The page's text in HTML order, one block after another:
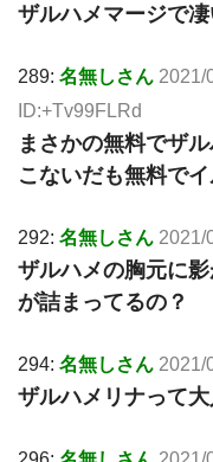
ザルハメマージで
289: 名無しさん 2021/
ID:+Tv99FLRd
まさかの無料でザ
こないだも無料で
292: 名無しさん 2021/
ザルハメの胸元に
が詰まってるの？
294: 名無しさん 2021/
ザルハメリナって